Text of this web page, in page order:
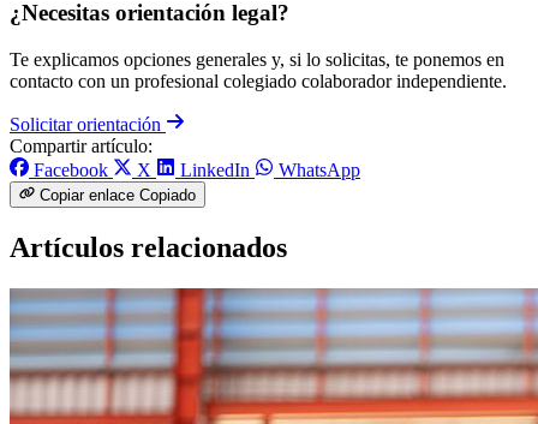
¿Necesitas orientación legal?
Te explicamos opciones generales y, si lo solicitas, te ponemos en
contacto con un profesional colegiado colaborador independiente.
Solicitar orientación
Compartir artículo:
Facebook
X LinkedIn WhatsApp
Copiar enlace Copiado
Artículos relacionados